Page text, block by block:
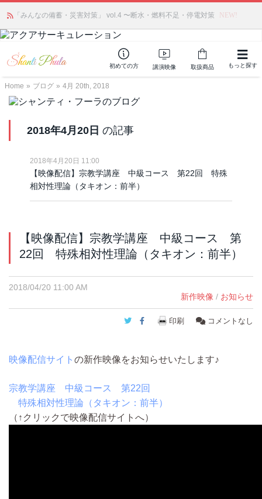
「みんなの備蓄・災害対策」 vol.4 〜断水・燃料不足・停電対策 NEW!
初めての方 講演映像 取扱商品 もっと探す
Home » ブログ » 4月 20th, 2018
2018年4月20日 の記事
2018年4月20日 11:00
【映像配信】宗教学講座 中級コース 第22回 特殊
相対性理論（タキオン：前半）
【映像配信】宗教学講座 中級コース 第
22回 特殊相対性理論（タキオン：前半）
2018/04/20 11:00 AM
新作映像 / お知らせ
Twitter
Facebook
印刷 コメントなし
映像配信サイト の新作映像をお知らせいたします♪
宗教学講座 中級コース 第22回
特殊相対性理論（タキオン：前半）
（↑クリックで映像配信サイトへ）